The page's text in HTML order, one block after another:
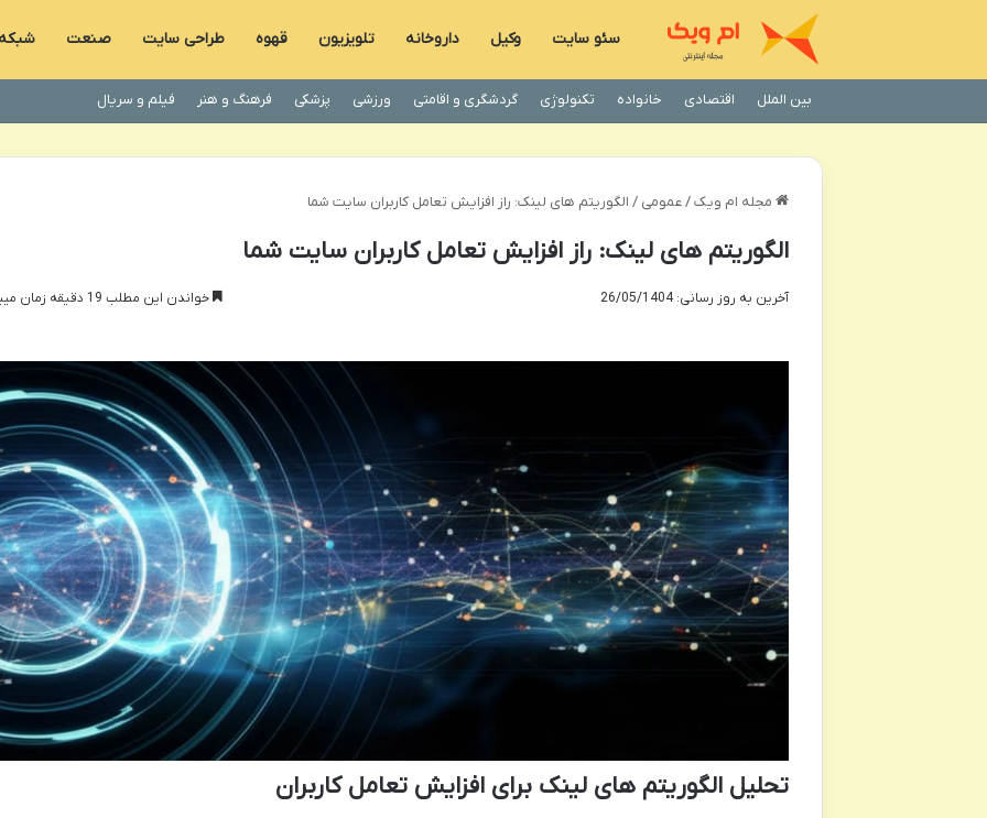
سئو سایت وکیل داروخانه تلویزیون قهوه طراحی سایت صنعت شبکه
بین الملل اقتصادی خانواده تکنولوژی گردشگری و اقامتی ورزشی پزشکی فرهنگ و هنر فیلم و سریال
مجله ام ویک / عمومی / الگوریتم های لینک: راز افزایش تعامل کاربران سایت شما
الگوریتم های لینک: راز افزایش تعامل کاربران سایت شما
آخرین به روز رسانی: 26/05/1404 خواندن این مطلب 19 دقیقه زمان میبرد
تحلیل الگوریتم های لینک برای افزایش تعامل کاربران